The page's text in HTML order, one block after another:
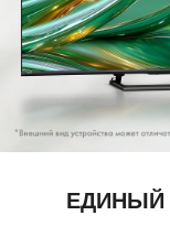
ЕДИНЫЙ